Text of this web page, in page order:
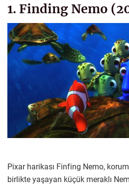
1. Finding Nemo
Pixar harikası Finfing Nemo,
birlikte yaşayan küçük meraklı